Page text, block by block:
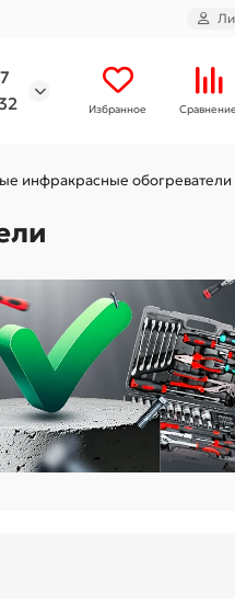
Избранное Сравнение
инфракрасные обогреватели